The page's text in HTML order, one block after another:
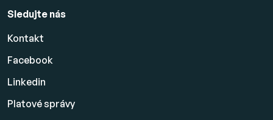
Sledujte nás
Kontakt
Facebook
Linkedin
Platovésprávy